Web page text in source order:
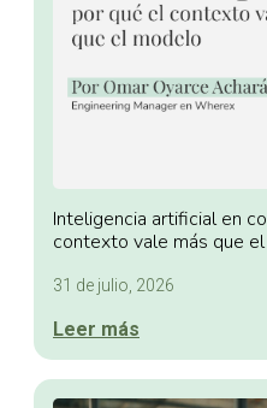
Inteligencia artificial en
contexto vale más que
31 de julio, 2026
Leer más